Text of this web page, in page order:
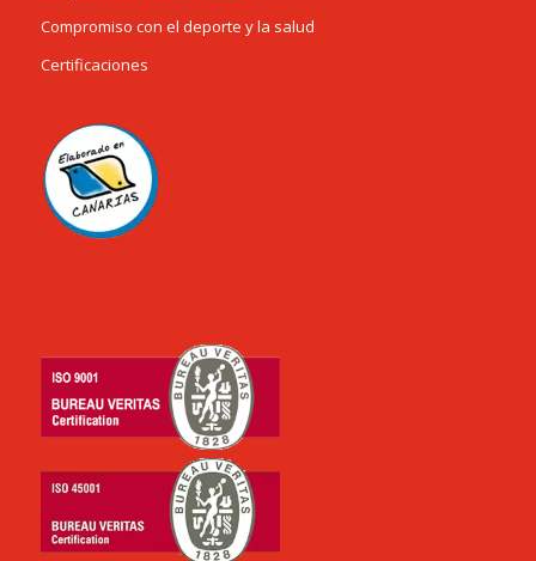
Compromiso con el deporte y la salud
Certificaciones